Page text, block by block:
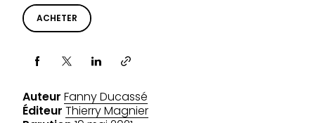
ACHETER
Partager via
Auteur Fanny Ducassé
Éditeur Thierry Magnier